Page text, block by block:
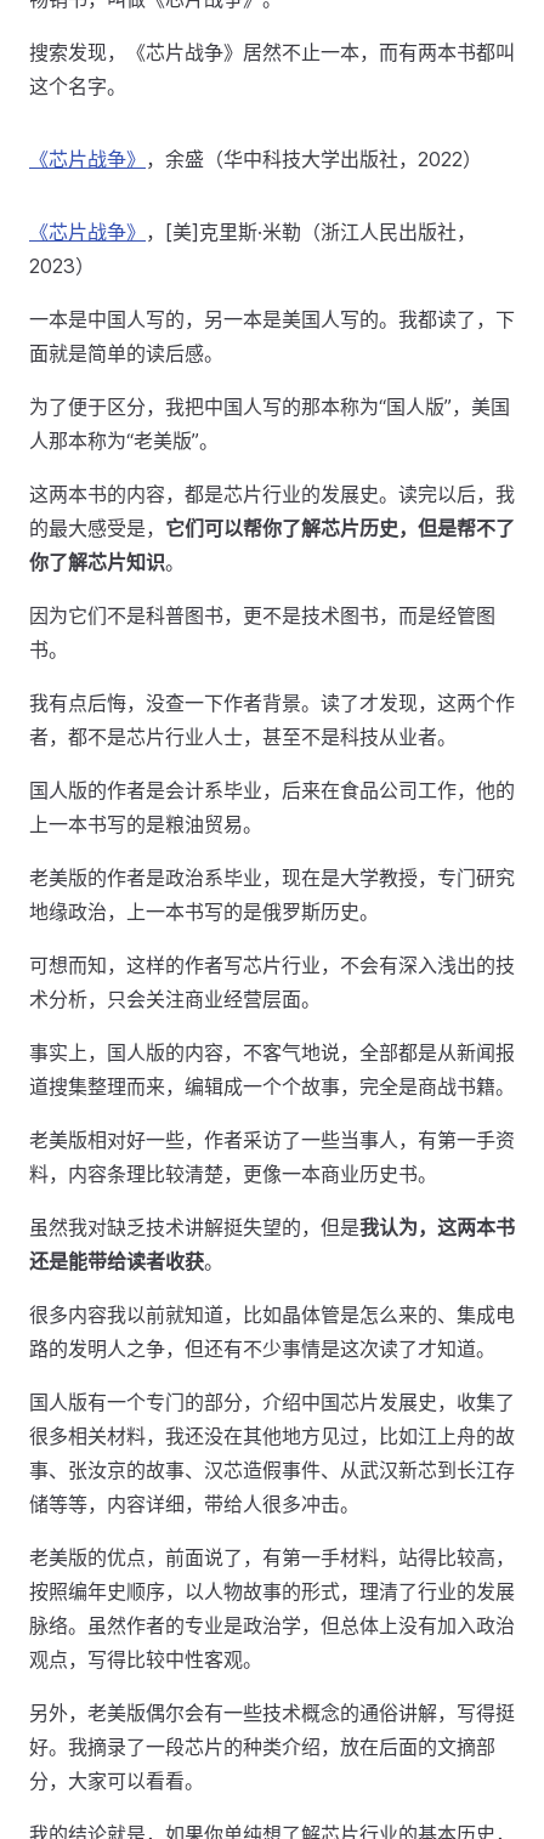
搜索发现，《芯片战争》居然不止一本，而有两本书都叫
这个名字。
《芯片战争》 ，余盛（华中科技大学出版社，2022）
《芯片战争》 ，[美]克里斯·米勒（浙江人民出版社，
2023）
一本是中国人写的，另一本是美国人写的。我都读了，下
面就是简单的读后感。
为了便于区分，我把中国人写的那本称为“国人版”，美国
人那本称为“老美版”。
这两本书的内容，都是芯片行业的发展史。读完以后，我
的最大感受是， 它们可以帮你了解芯片历史，但是帮不了
你了解芯片知识。
因为它们不是科普图书，更不是技术图书，而是经管图
书。
我有点后悔，没查一下作者背景。读了才发现，这两个作
者，都不是芯片行业人士，甚至不是科技从业者。
国人版的作者是会计系毕业，后来在食品公司工作，他的
上一本书写的是粮油贸易。
老美版的作者是政治系毕业，现在是大学教授，专门研究
地缘政治，上一本书写的是俄罗斯历史。
可想而知，这样的作者写芯片行业，不会有深入浅出的技
术分析，只会关注商业经营层面。
事实上，国人版的内容，不客气地说，全部都是从新闻报
道搜集整理而来，编辑成一个个故事，完全是商战书籍。
老美版相对好一些，作者采访了一些当事人，有第一手资
料，内容条理比较清楚，更像一本商业历史书。
虽然我对缺乏技术讲解挺失望的，但是我认为，这两本书
还是能带给读者收获。
很多内容我以前就知道，比如晶体管是怎么来的、集成电
路的发明人之争，但还有不少事情是这次读了才知道。
国人版有一个专门的部分，介绍中国芯片发展史，收集了
很多相关材料，我还没在其他地方见过，比如江上舟的故
事、张汝京的故事、汉芯造假事件、从武汉新芯到长江存
储等等，内容详细，带给人很多冲击。
老美版的优点，前面说了，有第一手材料，站得比较高，
按照编年史顺序，以人物故事的形式，理清了行业的发展
脉络。虽然作者的专业是政治学，但总体上没有加入政治
观点，写得比较中性客观。
另外，老美版偶尔会有一些技术概念的通俗讲解，写得挺
好。我摘录了一段芯片的种类介绍，放在后面的文摘部
分，大家可以看看。
我的结论就是，如果你单纯想了解芯片行业的基本历史，